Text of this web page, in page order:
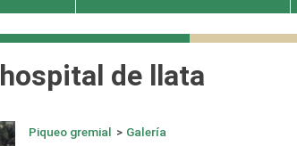
hospital de llata
Piqueo gremial > Galería